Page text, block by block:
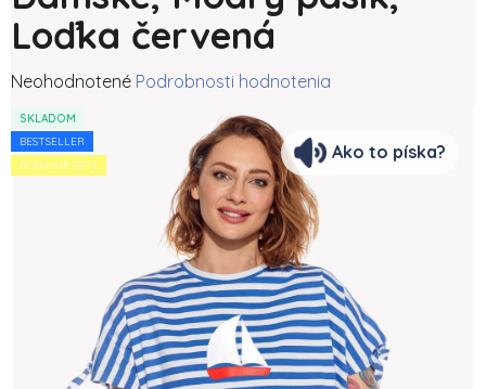
Loďka červená
Priemerné hodnotenie produktu je 0,0 z 5 hviezdičiek.
Neohodnotené Podrobnosti hodnotenia
SKLADOM
BESTSELLER
RODINNÉ SETY
Ako to píska?